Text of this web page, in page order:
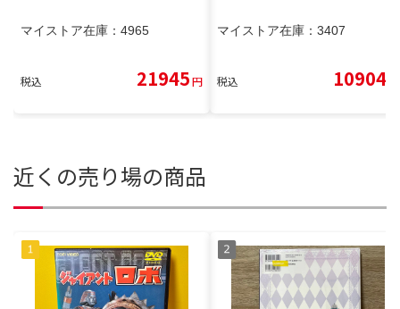
マイストア在庫： 4965
税込 21945円
マイストア在庫： 3407
税込 10904
近くの売り場の商品